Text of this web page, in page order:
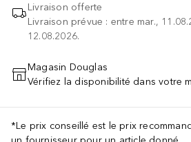
Livraison offerte
Livraison prévue : entre mar.,
12.08.2026.
AJOUTER AU
Magasin Douglas
Vérifiez la disponibilité dans votre
*Le prix conseillé est le prix